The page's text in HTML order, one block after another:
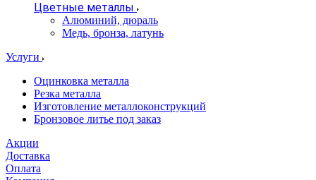
Цветные металлы
Алюминий, дюраль
Медь, бронза, латунь
Услуги
Оцинковка металла
Резка металла
Изготовление металлоконструкций
Бронзовое литье под заказ
Акции
Доставка
Оплата